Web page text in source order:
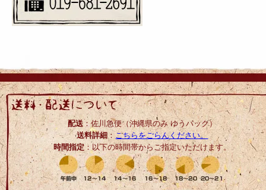
配送：佐川急便（沖縄県のみ ゆうパック）
送料詳細 ：こちらをごらんください。
時間指定 ：以下の時間帯からご指定いただけます。